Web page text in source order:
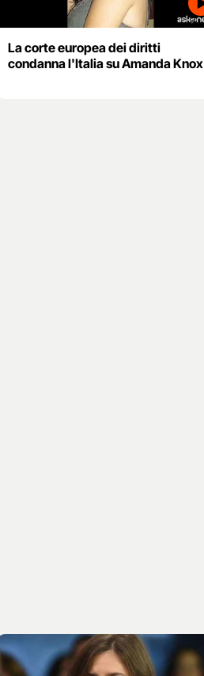
La corte europea dei diritti
condanna l'Italia su Amanda Knox